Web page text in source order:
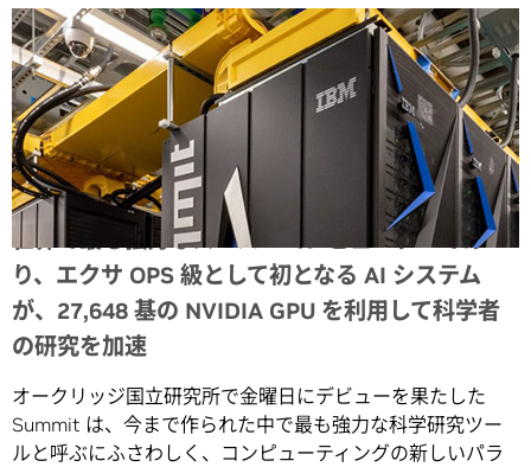
Share
世界で最も強力なスーパーコンピューターであ
り、エクサ OPS 級として初となる AI システム
が、27,648 基の NVIDIA GPU を利用して科学者
の研究を加速
オークリッジ国立研究所で金曜日にデビューを果たした
Summit は、今まで作られた中で最も強力な科学研究ツー
ルと呼ぶにふさわしく、コンピューティングの新しいパラ